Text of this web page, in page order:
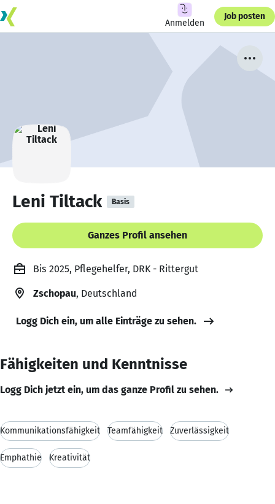
Anmelden
Job posten
Leni Tiltack Basis
Ganzes Profil ansehen
Bis 2025, Pflegehelfer, DRK - Rittergut
Zschopau, Deutschland
Logg Dich ein, um alle Einträge zu sehen.
Fähigkeiten und Kenntnisse
Logg Dich jetzt ein, um das ganze Profil zu sehen.
Kommunikationsfähigkeit Teamfähigkeit Zuverlässigkeit
Emphathie Kreativität